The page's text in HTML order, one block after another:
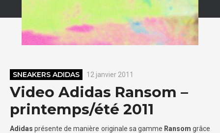
SNEAKERS ADIDAS 12 janvier 2011
Video Adidas Ransom –
printemps/été 2011
Adidas présente de manière originale sa gamme Ransom grâce